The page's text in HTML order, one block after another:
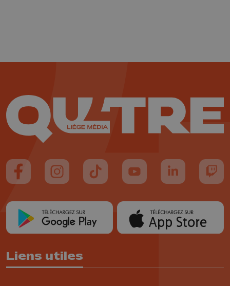
Suivez-nous sur FaceBook
Suivez-nous sur Instagram
Suivez-nous sur TikTok
Suivez-nous sur YouTube
Suivez-nous
Liens utiles